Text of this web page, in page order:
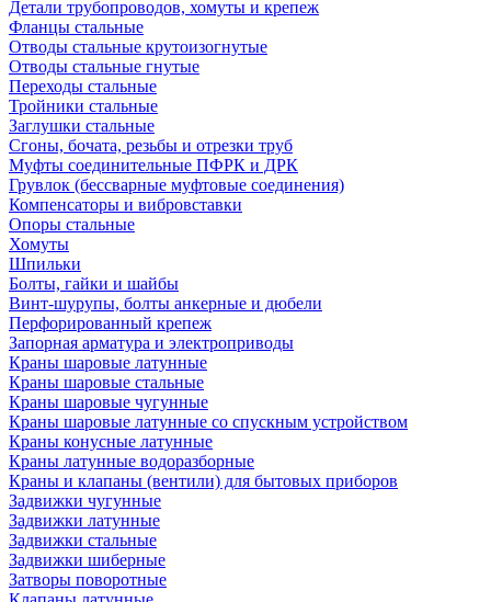
Детали трубопроводов, хомуты и крепеж
Фланцы стальные
Отводы стальные крутоизогнутые
Отводы стальные гнутые
Переходы стальные
Тройники стальные
Заглушки стальные
Сгоны, бочата, резьбы и отрезки труб
Муфты соединительные ПФРК и ДРК
Грувлок (бессварные муфтовые соединения)
Компенсаторы и вибровставки
Опоры стальные
Хомуты
Шпильки
Болты, гайки и шайбы
Винт-шурупы, болты анкерные и дюбели
Перфорированный крепеж
Запорная арматура и электроприводы
Краны шаровые латунные
Краны шаровые стальные
Краны шаровые чугунные
Краны шаровые латунные со спускным устройством
Краны конусные латунные
Краны латунные водоразборные
Краны и клапаны (вентили) для бытовых приборов
Задвижки чугунные
Задвижки латунные
Задвижки стальные
Задвижки шиберные
Затворы поворотные